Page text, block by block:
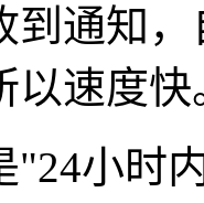
到通知
以速度快
"24小时